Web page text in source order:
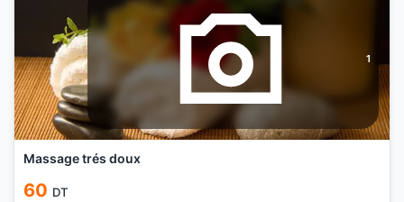
1
Massage trés doux
60 DT